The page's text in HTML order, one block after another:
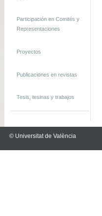
Participación en Comités y
Representaciones
Proyectos
Publicaciones en revistas
Tesis, tesinas y trabajos
© Universitat de València